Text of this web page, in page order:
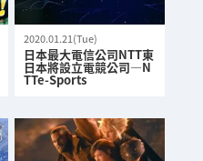
2020.01.21(Tue)
日本最大電信公司NTT東
日本將設立電競公司—N
TTe-Sports